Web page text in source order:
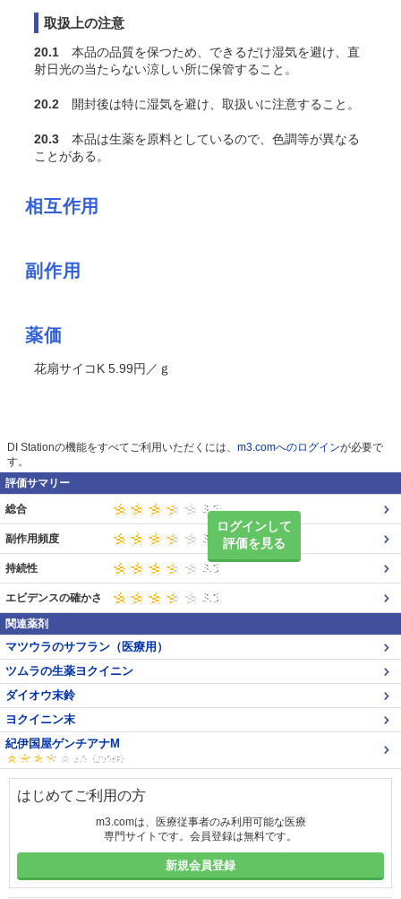
取扱上の注意
20.1 本品の品質を保つため、できるだけ湿気を避け、直
射日光の当たらない涼しい所に保管すること。
20.2 開封後は特に湿気を避け、取扱いに注意すること。
20.3 本品は生薬を原料としているので、色調等が異なる
ことがある。
相互作用
副作用
薬価
花扇サイコK 5.99円／ｇ
DI Stationの機能をすべてご利用いただくには、 m3.comへのログインが必要で
す。
評価サマリー
ログインして
評価を見る
総合
副作用頻度
持続性
エビデンスの確かさ
関連薬剤
マツウラのサフラン（医療用）
ツムラの生薬ヨクイニン
ダイオウ末鈴
ヨクイニン末
紀伊国屋ゲンチアナM
はじめてご利用の方
m3.comは、医療従事者のみ利用可能な医療
専門サイトです。会員登録は無料です。
新規会員登録